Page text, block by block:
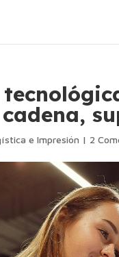
e Impresión | 2